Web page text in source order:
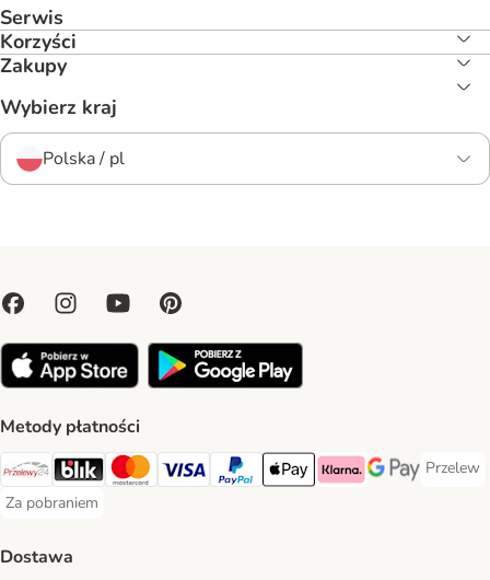
Serwis
Korzyści
Zakupy
Wybierz kraj
Polska / pl
Metody płatności
Przelewy24 Payment Method
Blik Payment Method
MasterCard Payment Method
Visa Payment Method
PayPal Payment Method
Apple Pay Payment Method
Klarna Payment Method
Google Pay
Przelew
Przelew
Za pobraniem
Za pobraniem Payment Method
Dostawa